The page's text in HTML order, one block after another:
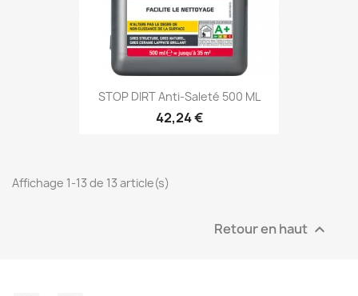
STOP DIRT Anti-Saleté 500 ML
42,24 €
Affichage 1-13 de 13 article(s)
Retour en haut 